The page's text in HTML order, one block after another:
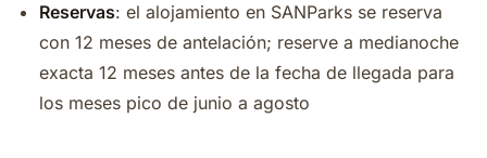
Reservas: el alojamiento en SANParks se reserva
con 12 meses de antelación; reserve a medianoche
exacta 12 meses antes de la fecha de llegada para
los meses pico de junio a agosto